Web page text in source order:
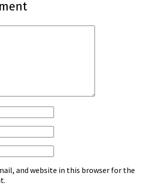
and website in this browser for the